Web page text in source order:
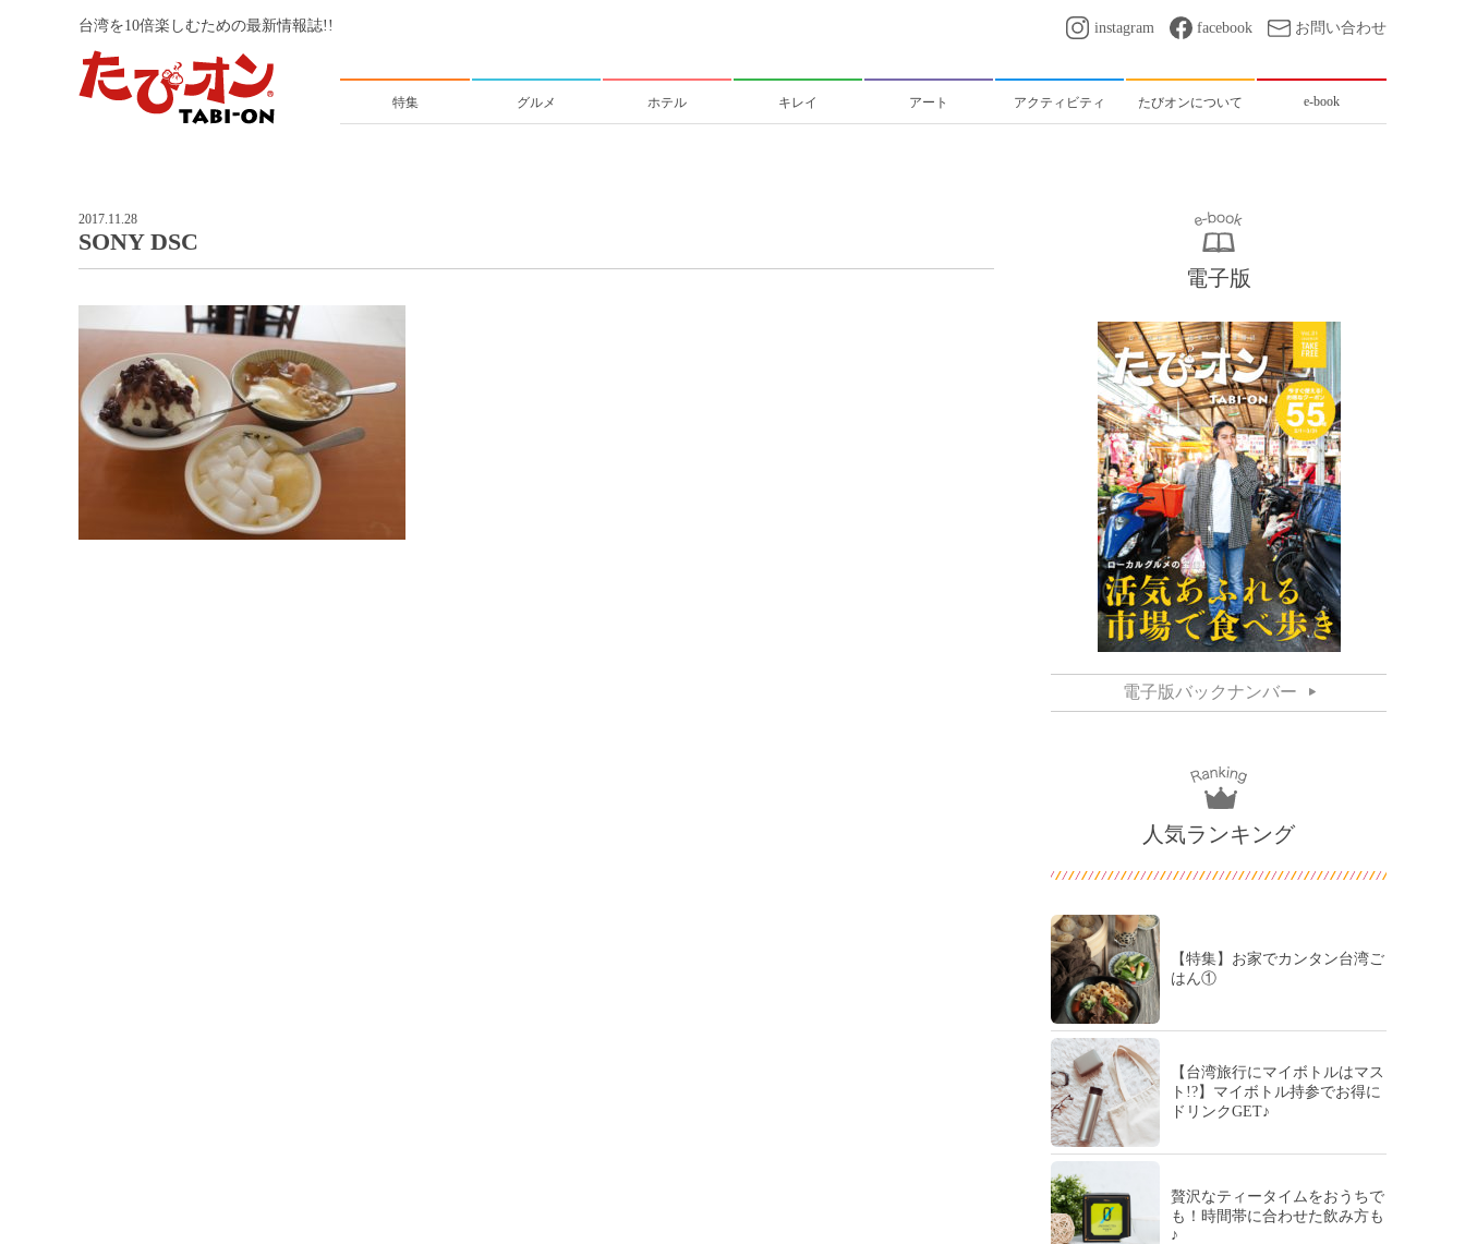
台湾を10倍楽しむための最新情報誌!! instagram facebook お問い合わせ
特集 グルメ ホテル キレイ アート アクティビティ たびオンについて e-book
2017.11.28
SONY DSC
電子版
電子版バックナンバー
人気ランキング
【特集】お家でカンタン台湾ご
はん①
【台湾旅行にマイボトルはマス
ト!?】マイボトル持参でお得に
ドリンクGET♪
贅沢なティータイムをおうちで
も！時間帯に合わせた飲み方も
♪